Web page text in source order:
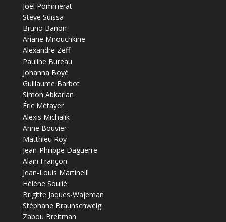
Joël Pommerat
Steve Suissa
Bruno Banon
Ariane Mnouchkine
Alexandre Zeff
Pauline Bureau
Johanna Boyé
Guillaume Barbot
Simon Abkarian
Éric Métayer
Alexis Michalik
Anne Bouvier
Matthieu Roy
Jean-Philippe Daguerre
Alain Françon
Jean-Louis Martinelli
Hélène Soulié
Brigitte Jaques-Wajeman
Stéphane Braunschweig
Zabou Breitman